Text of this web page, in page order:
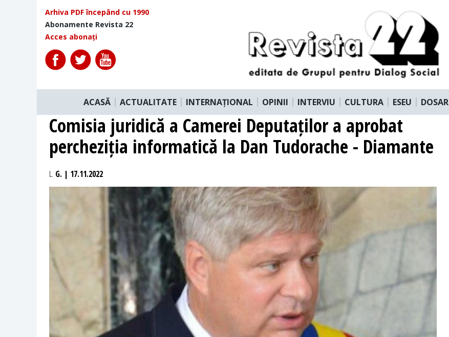
Arhiva PDF începând cu 1990
Abonamente Revista 22
Acces abonați
ACASĂ ACTUALITATE INTERNAȚIONAL OPINII INTERVIU CULTURA ESEU DOSAR
Comisia juridică a Camerei Deputaților a aprobat
percheziția informatică la Dan Tudorache - Diamante
L. G. | 17.11.2022